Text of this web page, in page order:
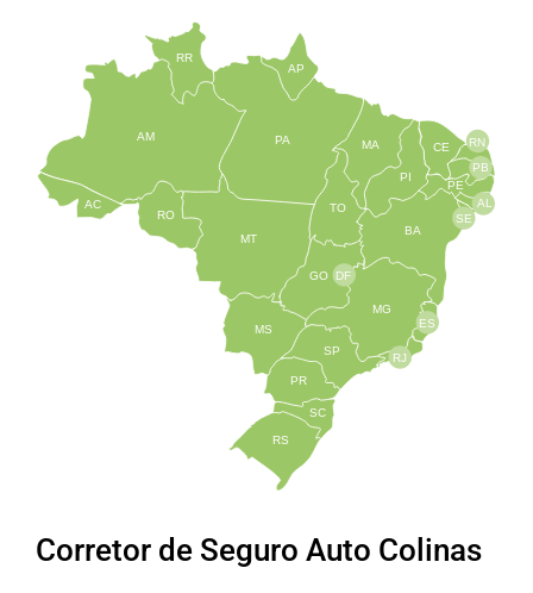
TO
BA
SE
PE
AL
RN
CE
PI
MA
AP
PA
RR
AM
AC
RO
MT
MS
GO
PR
SC
RS
SP
MG
RJ
ES
DF
PB
Corretor de Seguro Auto Colinas